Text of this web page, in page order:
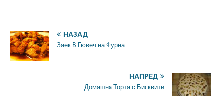
НАЗАД
Заек В Гювеч на Фурна
НАПРЕД
Домашна Торта с Бисквити